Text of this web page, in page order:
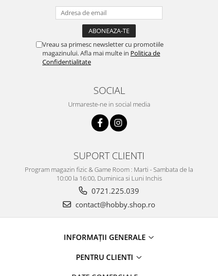
Vreau sa primesc newsletter cu promotiile
magazinului. Afla mai multe in Politica de
Confidentialitate
SOCIAL
Urmareste-ne in social media
SUPORT CLIENTI
Program magazin fizic & Game Room : Marti - Sambata de la
10:00 la 16:00, Duminica si Luni Inchis
0721.225.039
contact@hobby.shop.ro
INFORMAŢII GENERALE
PENTRU CLIENTI